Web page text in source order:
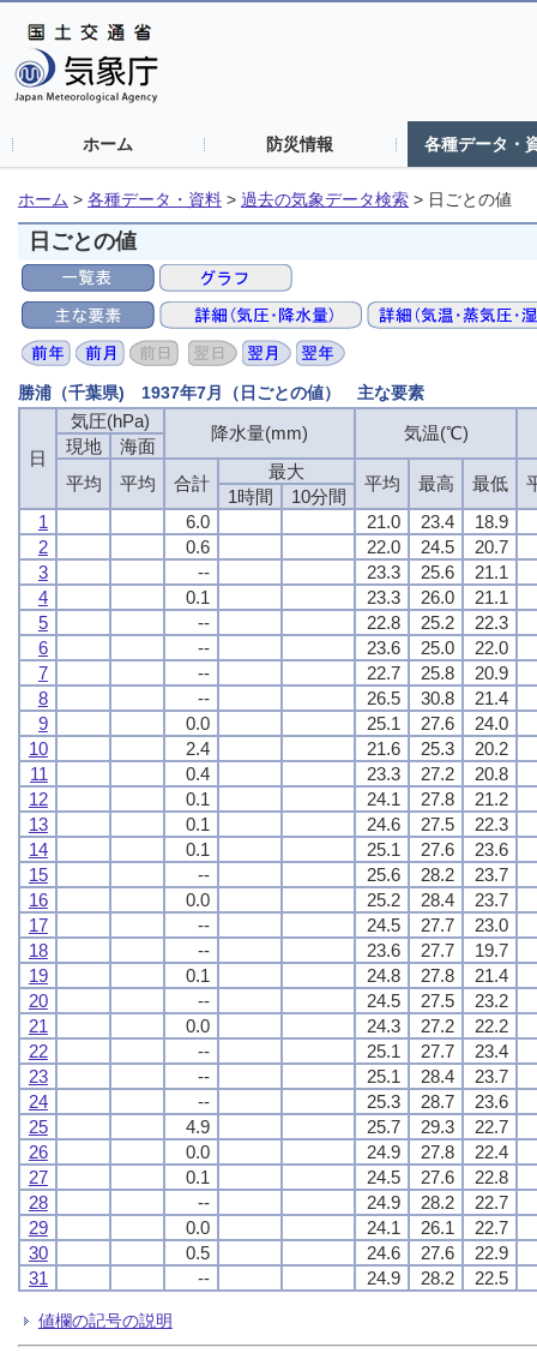
ホーム 防災情報 各種データ・
ホーム > 各種データ・資料 > 過去の気象データ検索 > 日ごとの値
日ごとの値
勝浦（千葉県) 1937年7月（日ごとの値） 主な要素
日
気圧(hPa)
降水量(mm) 気温(℃)
現地
海面
平均
平均 合計
最大
平均 最高 最低
1時間
10分間
1
6.0 21.0 23.4
18.9
2
0.6 22.0 24.5
20.7
3
-- 23.3 25.6
21.1
4
0.1 23.3 26.0
21.1
5
-- 22.8 25.2
22.3
6
-- 23.6 25.0
22.0
7
-- 22.7 25.8
20.9
8
-- 26.5 30.8
21.4
9
0.0 25.1 27.6
24.0
10
2.4 21.6 25.3
20.2
11
0.4 23.3 27.2
20.8
12
0.1 24.1 27.8
21.2
13
0.1 24.6 27.5
22.3
14
0.1 25.1 27.6
23.6
15
-- 25.6 28.2
23.7
16
0.0 25.2 28.4
23.7
17
-- 24.5 27.7
23.0
18
-- 23.6 27.7
19.7
19
0.1 24.8 27.8
21.4
20
-- 24.5 27.5
23.2
21
0.0 24.3 27.2
22.2
22
-- 25.1 27.7
23.4
23
-- 25.1 28.4
23.7
24
-- 25.3 28.7
23.6
25
4.9 25.7 29.3
22.7
26
0.0 24.9 27.8
22.4
27
0.1 24.5 27.6
22.8
28
-- 24.9 28.2
22.7
29
0.0 24.1 26.1
22.7
30
0.5 24.6 27.6
22.9
31
-- 24.9 28.2 22.5
値欄の記号の説明